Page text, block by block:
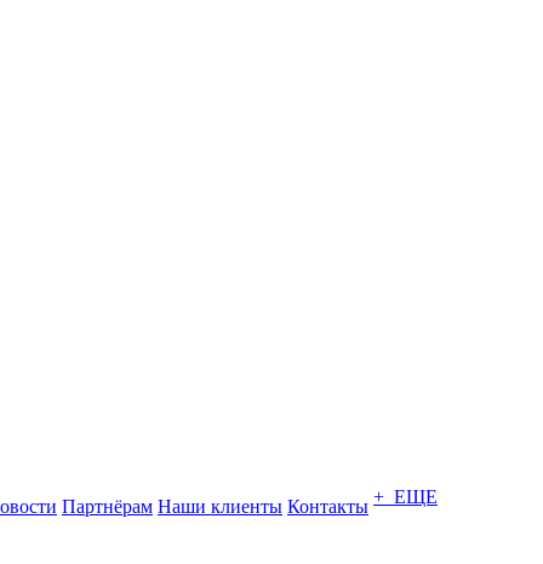
Партнёрам Наши клиенты Контакты + ЕЩЕ